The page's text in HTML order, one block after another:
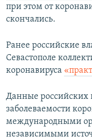
при этом от
скончались.
Ранее российские
Севастополе
коронавируса
Данные российских
заболеваемости
международными
независимыми